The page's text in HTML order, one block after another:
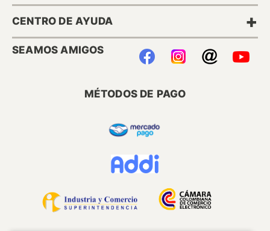
CENTRO DE AYUDA +
SEAMOS AMIGOS
MÉTODOS DE PAGO